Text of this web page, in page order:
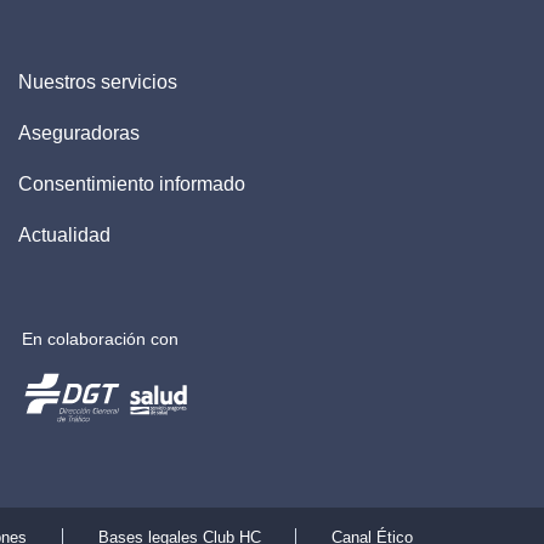
Nuestros servicios
Aseguradoras
Consentimiento informado
Actualidad
En colaboración con
Bases legales Club HC Canal Ético